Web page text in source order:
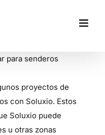
para senderos
proyectos de
con Soluxio. Estos
Soluxio puede
u otras zonas